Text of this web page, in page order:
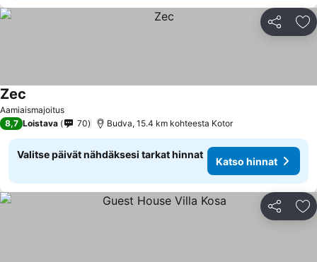
Jaa
Aamiaismajoitus
Zec
8,7 Loistava 70 Budva, 15.4 km kohteesta Kotor
Valitse päivät nähdäksesi tarkat hinnat
Katso hinnat
Jaa